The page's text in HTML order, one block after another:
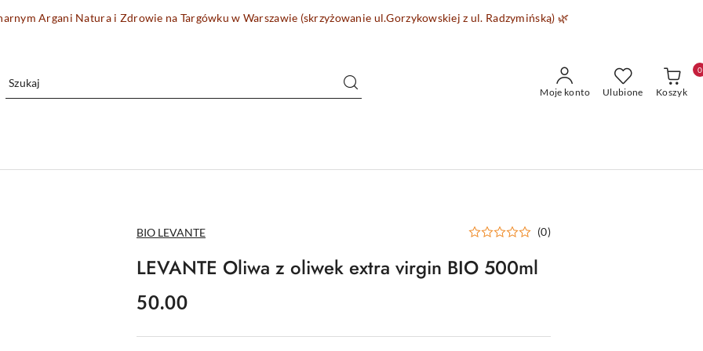
Argani Natura i Zdrowie na Targówku w Warszawie (skrzyżowanie ul.Gorzykowskiej z ul. Radzymińską) 🌿
Moje konto Ulubione Koszyk
0
NAZWA
PRODUCENTA:
BIO LEVANTE (0)
LEVANTE Oliwa z oliwek extra virgin BIO 500ml
cena:
50.00